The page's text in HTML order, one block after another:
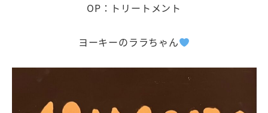
OP：トリートメント
ヨーキーのララちゃん